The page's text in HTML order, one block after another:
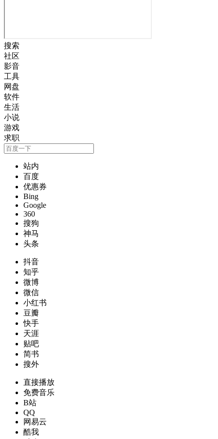
搜索
社区
影音
工具
网盘
软件
生活
小说
游戏
求职
站内
百度
优惠券
Bing
Google
360
搜狗
神马
头条
抖音
知乎
微博
微信
小红书
豆瓣
快手
天涯
贴吧
简书
搜外
直接播放
免费音乐
B站
QQ
网易云
酷我